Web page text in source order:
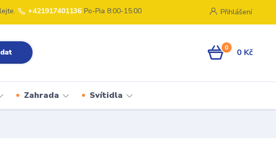
Přihlášení
+421917401136 Po-Pia 8:00-15:00
0 0 Kč
Zahrada Svítidla